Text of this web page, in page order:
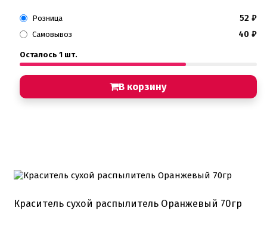
Розница 52 ₽
Самовывоз 40 ₽
Осталось 1 шт.
В корзину
Краситель сухой распылитель Оранжевый 70гр